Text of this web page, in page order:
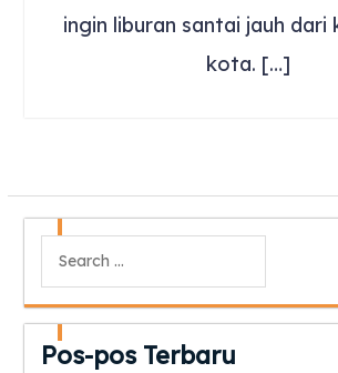
ingin liburan santai jauh dari
kota. […]
Pos-pos Terbaru